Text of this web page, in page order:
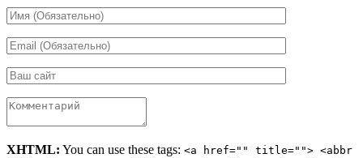
XHTML: You can use these tags: <a href="" title=""> <abbr